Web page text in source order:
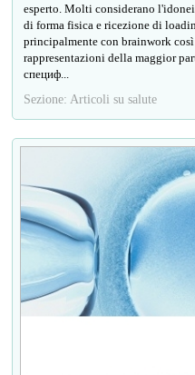
esperto. Molti considerano
di forma fisica e ricezione di
principalmente con brainwork così
rappresentazioni della maggior
специф...
Sezione: Articoli su salute